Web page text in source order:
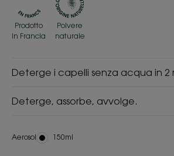
Prodotto
in Francia
Polvere
naturale
Deterge i capelli senza acqua in 2
Deterge, assorbe, avvolge.
Aerosol Aerosol
150ml